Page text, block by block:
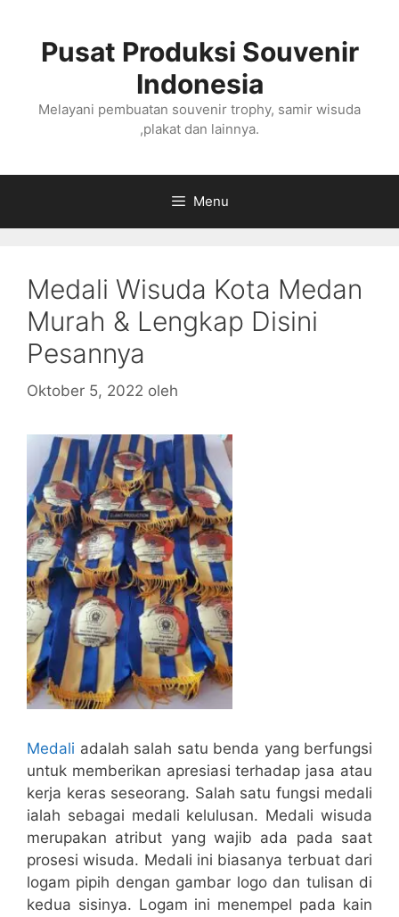
Pusat Produksi Souvenir
Indonesia
Melayani pembuatan souvenir trophy, samir wisuda
,plakat dan lainnya.
Menu
Medali Wisuda Kota Medan
Murah & Lengkap Disini
Pesannya
Oktober 5, 2022 oleh
Medali adalah salah satu benda yang berfungsi
untuk memberikan apresiasi terhadap jasa atau
kerja keras seseorang. Salah satu fungsi medali
ialah sebagai medali kelulusan. Medali wisuda
merupakan atribut yang wajib ada pada saat
prosesi wisuda. Medali ini biasanya terbuat dari
logam pipih dengan gambar logo dan tulisan di
kedua sisinya. Logam ini menempel pada kain